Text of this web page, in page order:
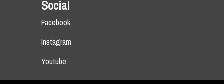
Social
Facebook
Instagram
Youtube